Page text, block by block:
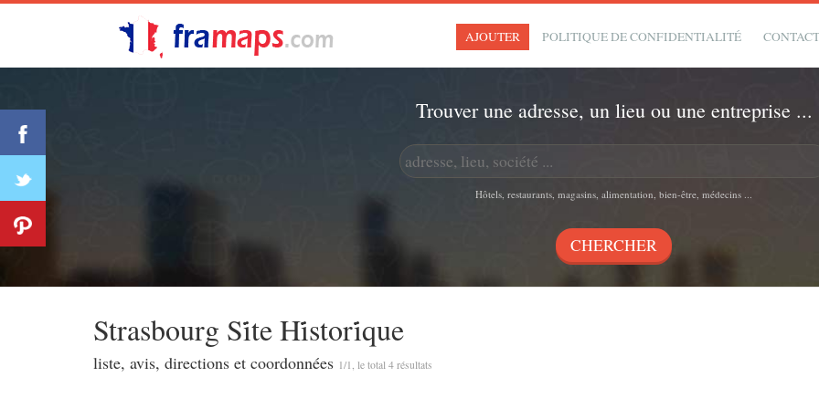
AJOUTER POLITIQUE DE CONFIDENTIALITÉ
Trouver une adresse, un lieu ou une entreprise ...
Hôtels, restaurants, magasins, alimentation, bien-être, médecins ...
Strasbourg Si̇̇te Hi̇̇stori̇̇que
liste, avis, directions et coordonnées 1/1, le total 4 résultats